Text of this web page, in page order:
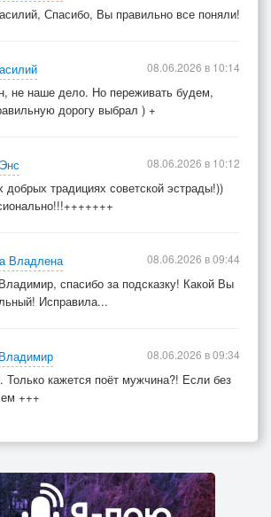
чему. Спасибо, Вы правильно все поняли!
не наше дело. Но переживать будем,
дорогу выбрал ) +
08.06.2026 в 10:14
добрых традициях советской эстрады!))
08.06.2026 в 10:12
Владлена
спасибо за подсказку! Какой Вы
Исправила...
08.06.2026 в 09:44
Только кажется поёт мужчина?! Если без
+++
08.06.2026 в 09:34